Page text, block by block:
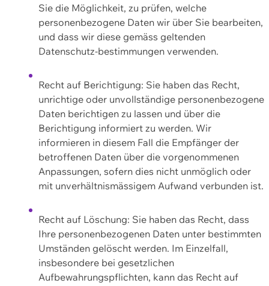
Sie die Möglichkeit, zu prüfen, welche
personenbezogene Daten wir über Sie bearbeiten,
und dass wir diese gemäss geltenden
Datenschutz-bestimmungen verwenden.
Recht auf Berichtigung: Sie haben das Recht,
unrichtige oder unvollständige personenbezogene
Daten berichtigen zu lassen und über die
Berichtigung informiert zu werden. Wir
informieren in diesem Fall die Empfänger der
betroffenen Daten über die vorgenommenen
Anpassungen, sofern dies nicht unmöglich oder
mit unverhältnismässigem Aufwand verbunden ist.
Recht auf Löschung: Sie haben das Recht, dass
Ihre personenbezogenen Daten unter bestimmten
Umständen gelöscht werden. Im Einzelfall,
insbesondere bei gesetzlichen
Aufbewahrungspflichten, kann das Recht auf